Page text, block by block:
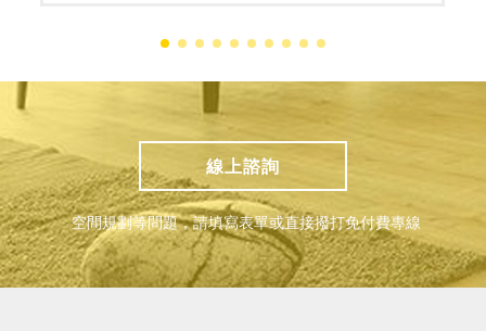
線上諮詢
空間規劃等問題，請填寫表單或直接撥打免付費專線